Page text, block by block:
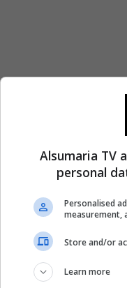
Alsumaria TV
personal
Personalised
measurement,
Store and/or
Learn more